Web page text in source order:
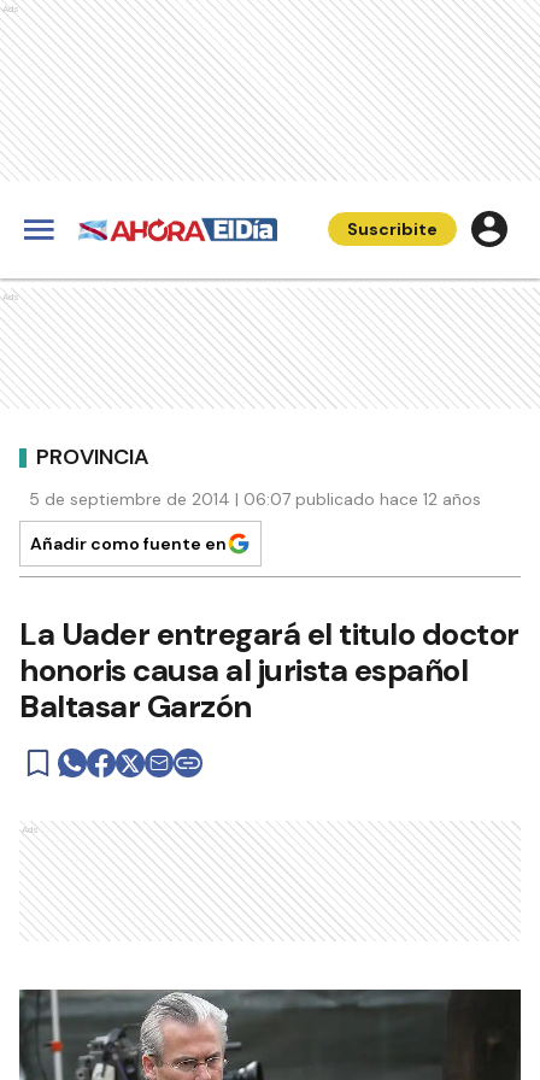
Ads
Suscribite
Ads
PROVINCIA
5 de septiembre de 2014 | 06:07 publicado hace 12 años
Añadir como fuente en
La Uader entregará el titulo doctor
honoris causa al jurista español
Baltasar Garzón
Ads